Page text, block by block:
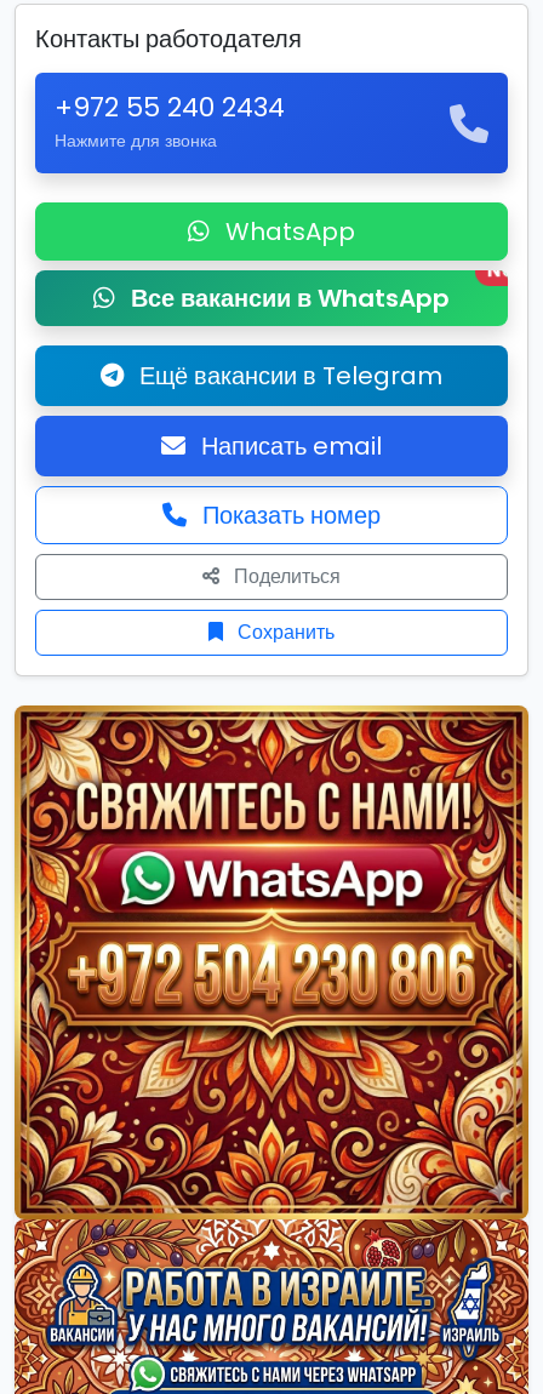
Контакты работодателя
+972 55 240 2434
Нажмите для звонка
WhatsApp
Все вакансии в WhatsApp
New
Ещё вакансии в Telegram
Написать email
Показать номер
Поделиться
Сохранить